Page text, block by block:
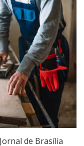
de Brasília